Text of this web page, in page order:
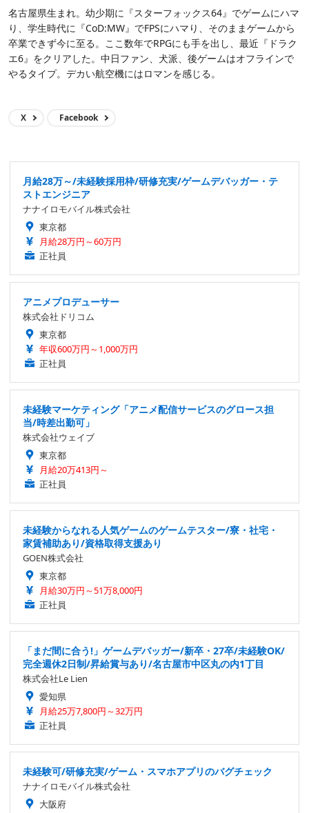
名古屋県生まれ。幼少期に『スターフォックス64』でゲームにハマ
り、学生時代に『CoD:MW』でFPSにハマり、そのままゲームから
卒業できず今に至る。ここ数年でRPGにも手を出し、最近『ドラク
エ6』をクリアした。中日ファン、犬派、後ゲームはオフラインで
やるタイプ。デカい航空機にはロマンを感じる。
X Facebook
月給28万～/未経験採用枠/研修充実/ゲームデバッガー・テ
ストエンジニア
ナナイロモバイル株式会社
東京都
月給28万円～60万円
正社員
アニメプロデューサー
株式会社ドリコム
東京都
年収600万円～1,000万円
正社員
未経験マーケティング「アニメ配信サービスのグロース担
当/時差出勤可」
株式会社ウェイブ
東京都
月給20万413円～
正社員
未経験からなれる人気ゲームのゲームテスター/寮・社宅・
家賃補助あり/資格取得支援あり
GOEN株式会社
東京都
月給30万円～51万8,000円
正社員
「まだ間に合う!」ゲームデバッガー/新卒・27卒/未経験OK/
完全週休2日制/昇給賞与あり/名古屋市中区丸の内1丁目
株式会社Le Lien
愛知県
月給25万7,800円～32万円
正社員
未経験可/研修充実/ゲーム・スマホアプリのバグチェック
ナナイロモバイル株式会社
大阪府